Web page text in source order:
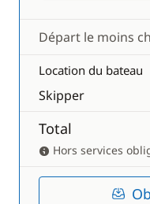
Départ le moins
Location du bateau
Skipper
Total
Hors services